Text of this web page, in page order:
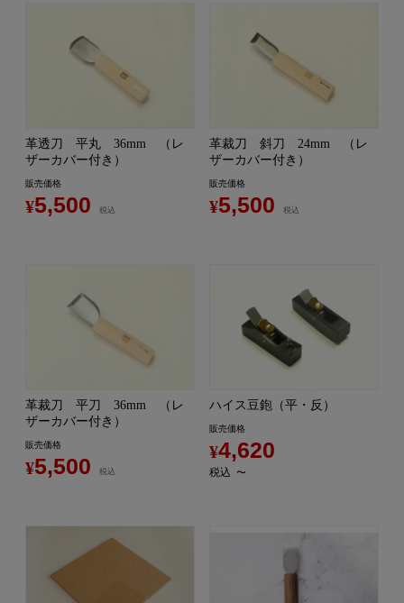
革透刀 平丸 36mm （レ
ザーカバー付き）
販売価格
¥5,500 税込
革裁刀 斜刀 24mm （レ
ザーカバー付き）
販売価格
¥5,500 税込
革裁刀 平刀 36mm （レ
ザーカバー付き）
販売価格
¥5,500 税込
ハイス豆鉋（平・反）
販売価格
¥4,620
税込 〜